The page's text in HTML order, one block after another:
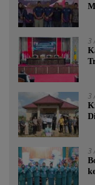
3
3
3